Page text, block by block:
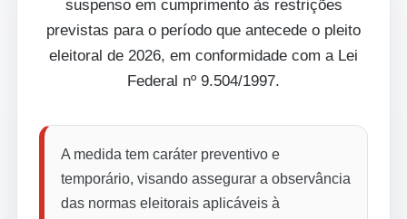
suspenso em cumprimento às restrições
previstas para o período que antecede o pleito
eleitoral de 2026, em conformidade com a Lei
Federal nº 9.504/1997.
A medida tem caráter preventivo e
temporário, visando assegurar a observância
das normas eleitorais aplicáveis à